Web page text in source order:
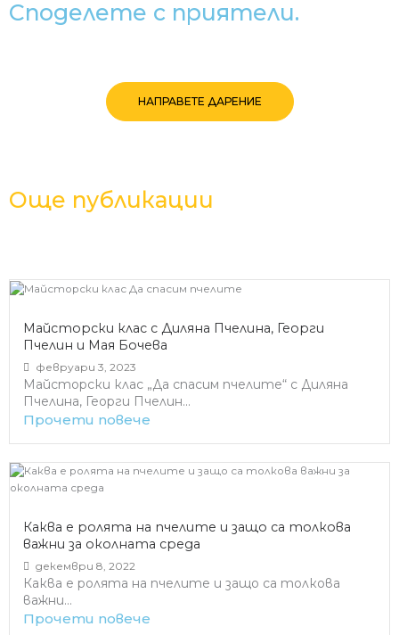
Споделете с приятели.
НАПРАВЕТЕ ДАРЕНИЕ
Още публикации
Майсторски клас с Диляна Пчелина, Георги
Пчелин и Мая Бочева
февруари 3, 2023
Майсторски клас „Да спасим пчелите“ с Диляна
Пчелина, Георги Пчелин...
Прочети повече
Каква е ролята на пчелите и защо са толкова
важни за околната среда
декември 8, 2022
Каква е ролята на пчелите и защо са толкова
важни...
Прочети повече